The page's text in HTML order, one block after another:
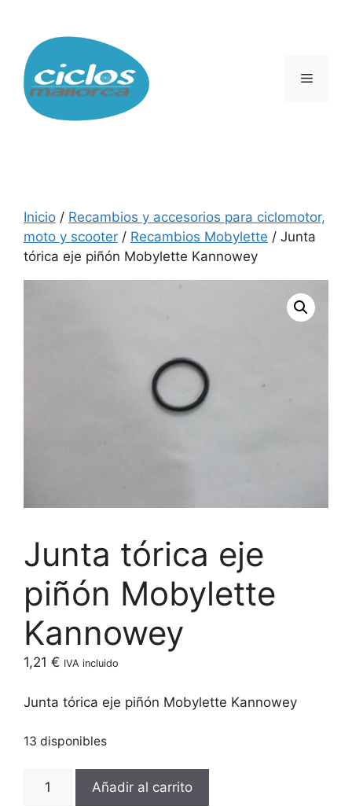
contenido
Menú
Inicio / Recambios y accesorios para ciclomotor,
moto y scooter / Recambios Mobylette / Junta
tórica eje piñón Mobylette Kannowey
Junta tórica eje
piñón Mobylette
Kannowey
1,21 € IVA incluido
Junta tórica eje piñón Mobylette Kannowey
13 disponibles
tórica
Añadir al carrito